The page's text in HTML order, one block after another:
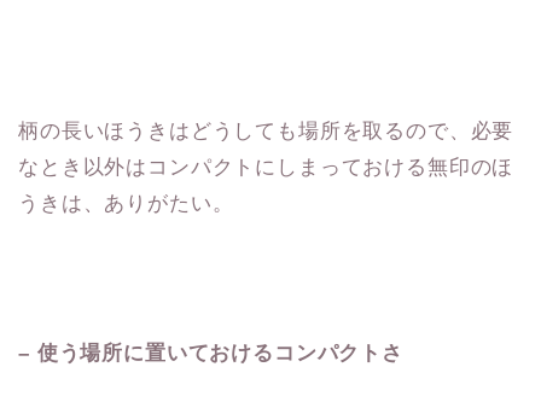
柄の長いほうきはどうしても場所を取るので、必要
なとき以外はコンパクトにしまっておける無印のほ
うきは、ありがたい。
– 使う場所に置いておけるコンパクトさ